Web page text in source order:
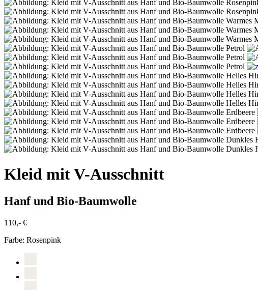
Kleid mit V-Ausschnitt
Hanf und Bio-Baumwolle
110,- €
Farbe: Rosenpink